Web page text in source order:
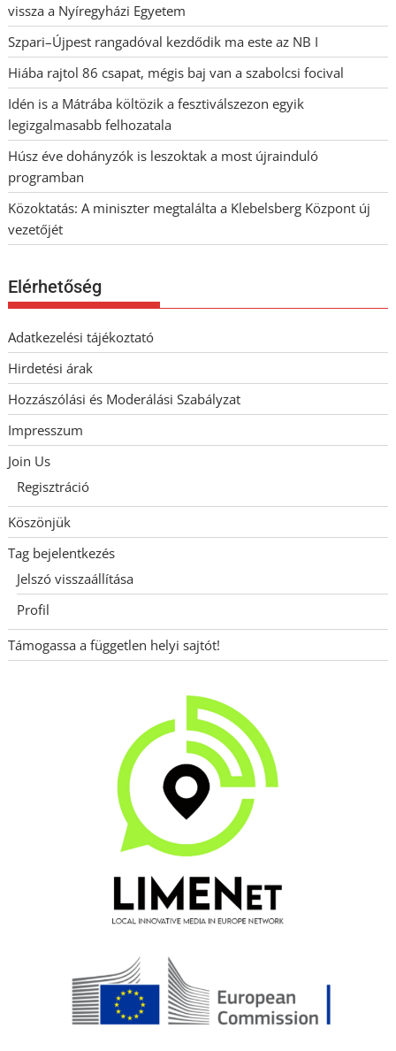
vissza a Nyíregyházi Egyetem
Szpari–Újpest rangadóval kezdődik ma este az NB I
Hiába rajtol 86 csapat, mégis baj van a szabolcsi focival
Idén is a Mátrába költözik a fesztiválszezon egyik
legizgalmasabb felhozatala
Húsz éve dohányzók is leszoktak a most újrainduló
programban
Közoktatás: A miniszter megtalálta a Klebelsberg Központ új
vezetőjét
Elérhetőség
Adatkezelési tájékoztató
Hirdetési árak
Hozzászólási és Moderálási Szabályzat
Impresszum
Join Us
Regisztráció
Köszönjük
Tag bejelentkezés
Jelszó visszaállítása
Profil
Támogassa a független helyi sajtót!